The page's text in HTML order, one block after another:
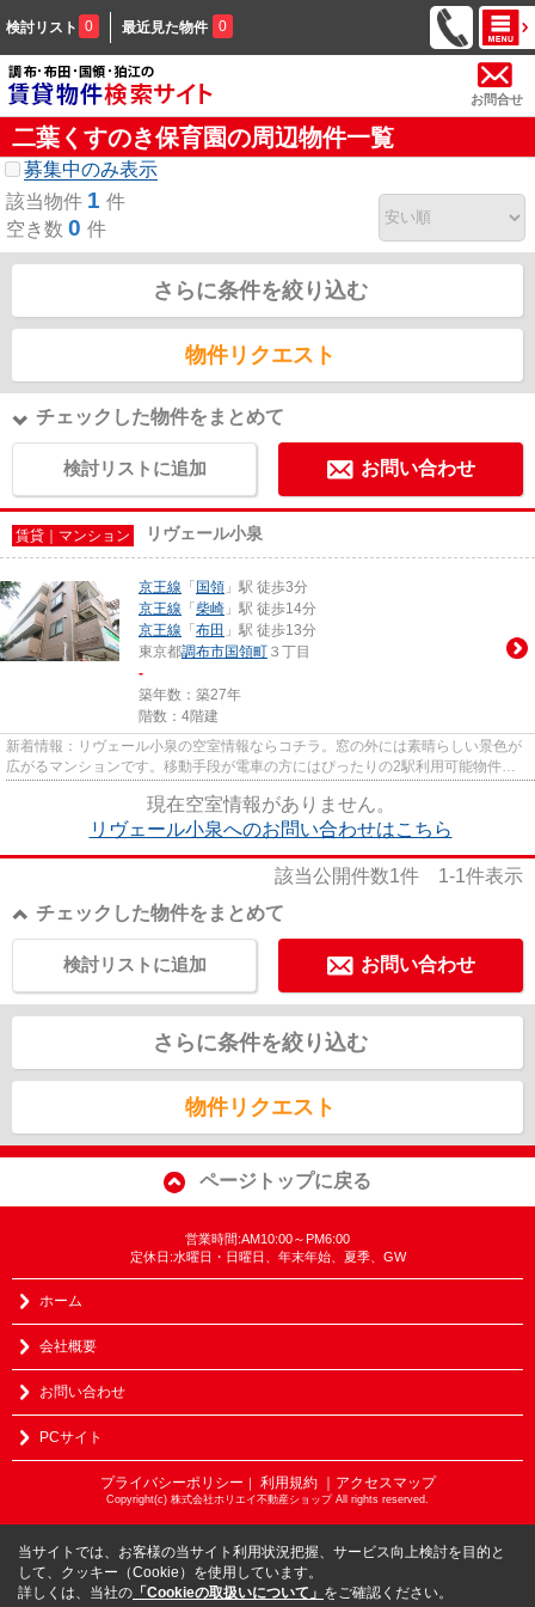
検討リスト 0 最近見た物件 0
お問合せ
二葉くすのき保育園の周辺物件一覧
募集中のみ表示
該当物件 1 件
空き数 0 件
さらに条件を絞り込む
物件リクエスト
チェックした物件をまとめて
検討リストに追加 お問い合わせ
賃貸｜マンション リヴェール小泉
京王線 「 国領 」駅 徒歩3分
京王線 「 柴崎 」駅 徒歩14分
京王線 「 布田 」駅 徒歩13分
東京都調布市国領町 ３丁目
-
築年数：築27年
階数：4階建
新着情報：リヴェール小泉の空室情報ならコチラ。窓の外には素晴らしい景色が
広がるマンションです。移動手段が電車の方にはぴったりの2駅利用可能物件。
現在空室情報がありません。
リヴェール小泉へのお問い合わせはこちら
該当公開件数1件 1-1件表示
チェックした物件をまとめて
お問い合わせ
検討リストに追加
さらに条件を絞り込む
物件リクエスト
ページトップに戻る
営業時間:AM10:00～PM6:00
定休日:水曜日・日曜日、年末年始、夏季、GW
ホーム
会社概要
お問い合わせ
PCサイト
プライバシーポリシー ｜ 利用規約 ｜アクセスマップ
Copyright(c) 株式会社ホリエイ不動産ショップ All rights reserved.
当サイトでは、お客様の当サイト利用状況把握、サービス向上検討を目的と
して、クッキー（Cookie）を使用しています。
詳しくは、当社の 「Cookieの取扱いについて」 をご確認ください。